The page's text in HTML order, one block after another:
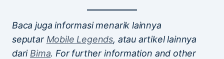
Baca juga informasi menarik lainnya
seputar Mobile Legends, atau artikel lainnya
dari Bima. For further information and other